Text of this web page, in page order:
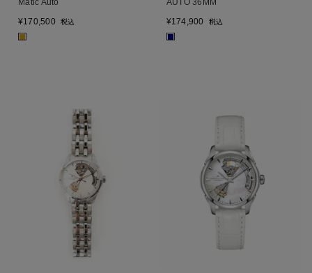
¥170,500 税込
■
¥174,900 税込
■